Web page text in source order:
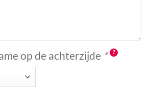
op de achterzijde *